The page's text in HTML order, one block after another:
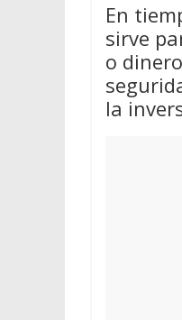
En
sirve
o
la